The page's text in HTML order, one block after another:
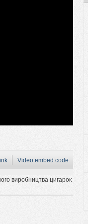
Video embed code
виробництва цигарок